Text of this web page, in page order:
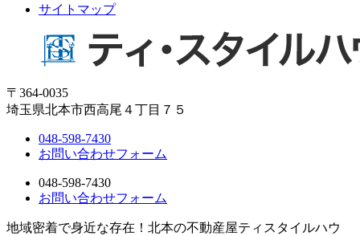
サイトマップ
〒364-0035
埼玉県北本市西高尾４丁目７５
048-598-7430
お問い合わせフォーム
048-598-7430
お問い合わせフォーム
地域密着で身近な存在！北本の不動産屋ティスタイルハウ